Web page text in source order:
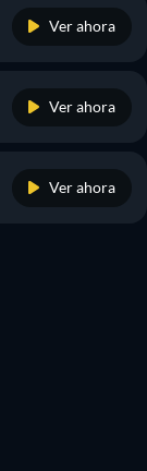
Ver ahora
Ver ahora
Ver ahora